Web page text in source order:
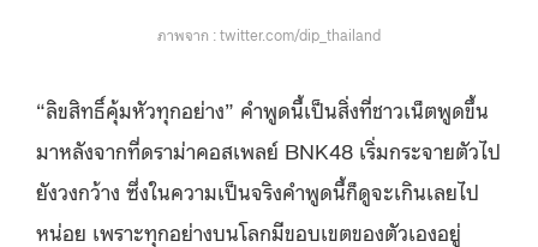
ภาพจาก : twitter.com/dip_thailand
“ลิขสิทธิ์คุ้มหัวทุกอย่าง” คำพูดนี้เป็นสิ่งที่ชาวเน็ตพูดขึ้น
มาหลังจากที่ดราม่าคอสเพลย์ BNK48 เริ่มกระจายตัวไป
ยังวงกว้าง ซึ่งในความเป็นจริงคำพูดนี้ก็ดูจะเกินเลยไป
หน่อย เพราะทุกอย่างบนโลกมีขอบเขตของตัวเองอยู่